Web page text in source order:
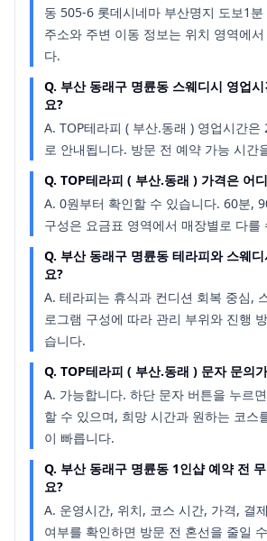
동 505-6 롯데시네마 부산명지 도보1
주소와 주변 이동 정보는 위치 영역에
다.
Q. 부산 동래구 명륜동 스웨디시 영업
요?
A. TOP테라피 ( 부산.동래 ) 영업시간은
로 안내됩니다. 방문 전 예약 가능 시간
Q. TOP테라피 ( 부산.동래 ) 가격은 어
A. 0원부터 확인할 수 있습니다. 60분,
구성은 요금표 영역에서 매장별로 다를
Q. 부산 동래구 명륜동 테라피와 스웨
요?
A. 테라피는 휴식과 컨디션 회복 중심,
로그램 구성에 따라 관리 부위와 진행
습니다.
Q. TOP테라피 ( 부산.동래 ) 문자 문의
A. 가능합니다. 하단 문자 버튼을 누르
할 수 있으며, 희망 시간과 원하는 코스
이 빠릅니다.
Q. 부산 동래구 명륜동 1인샵 예약 전
요?
A. 운영시간, 위치, 코스 시간, 가격, 결
여부를 확인하면 방문 전 혼선을 줄일